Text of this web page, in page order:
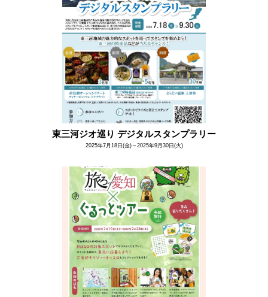
東三河ジオ巡り デジタルスタンプラリー
2025年7月18日(金)～2025年9月30日(火)